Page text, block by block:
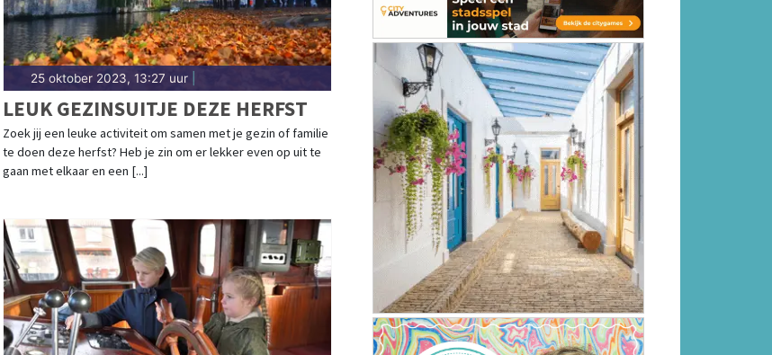
25 oktober 2023, 13:27 uur|
LEUK GEZINSUITJE DEZE HERFST
Zoek jij een leuke activiteit om samen met je gezin of familie
te doen deze herfst? Heb je zin om er lekker even op uit te
gaan met elkaar en een [...]